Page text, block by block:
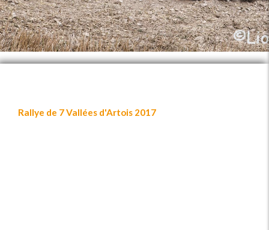
Rallye de 7 Vallées d'Artois 2017